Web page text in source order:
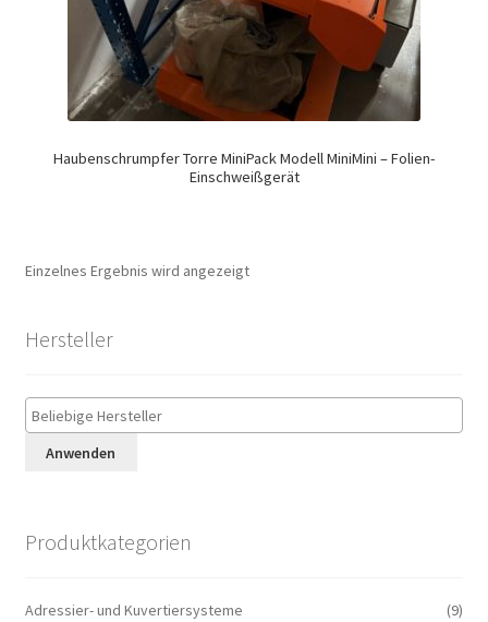
Haubenschrumpfer Torre MiniPack Modell MiniMini – Folien-
Einschweißgerät
Einzelnes Ergebnis wird angezeigt
Hersteller
Anwenden
Produktkategorien
Adressier- und Kuvertiersysteme
(9)